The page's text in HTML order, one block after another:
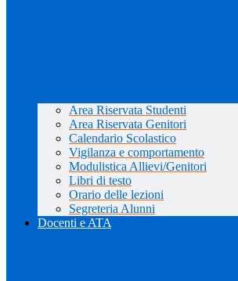
Area Riservata Studenti
Area Riservata Genitori
Calendario Scolastico
Vigilanza e comportamento
Modulistica Allievi/Genitori
Libri di testo
Orario delle lezioni
Segreteria Alunni
Docenti e ATA